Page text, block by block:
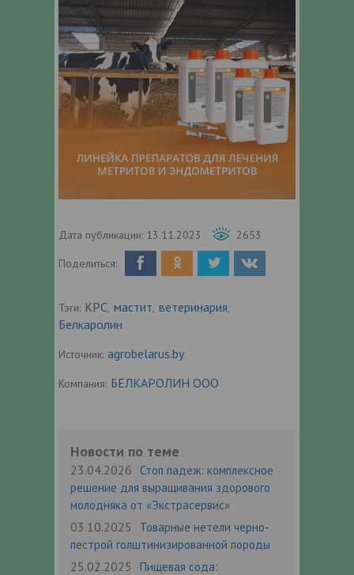
Дата публикации: 13.11.2023 2653
Поделиться:
Тэги: КРС, мастит, ветеринария,
Белкаролин
Источник: agrobelarus.by
Компания: БЕЛКАРОЛИН ООО
Новости по теме
23.04.2026
Стоп падеж: комплексное
решение для выращивания здорового
молодняка от «Экстрасервис»
03.10.2025
Товарные нетели черно-
пестрой голштинизированной породы
25.02.2025
Пищевая сода: